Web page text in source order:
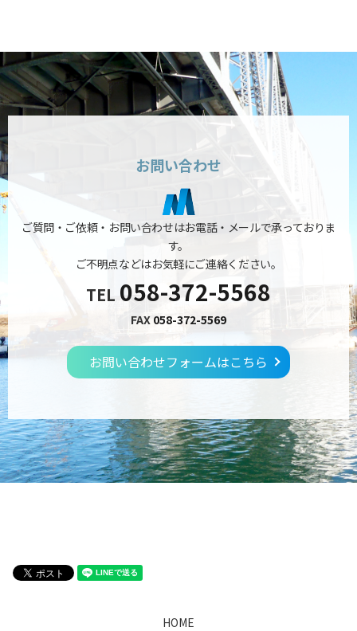
お問い合わせ
ご質問・ご依頼・お問い合わせはお電話・メールで承っておりま
す。
ご不明点などはお気軽にご連絡ください。
TEL 058-372-5568
FAX 058-372-5569
お問い合わせフォームはこちら
HOME